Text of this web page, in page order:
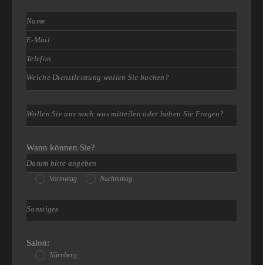
Wann können Sie?
Vormittag Nachmittag
Salon:
Nürnberg